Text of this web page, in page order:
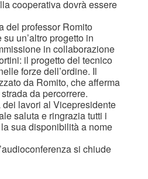
cooperativa dovrà essere
del professor Romito
un’altro progetto in
in collaborazione
il progetto del tecnico
forze dell’ordine. Il
da Romito, che afferma
da percorrere.
lavori al Vicepresidente
saluta e ringrazia tutti i
sua disponibilità a nome
si chiude